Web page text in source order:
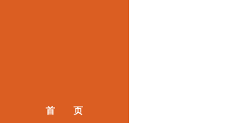
首 页